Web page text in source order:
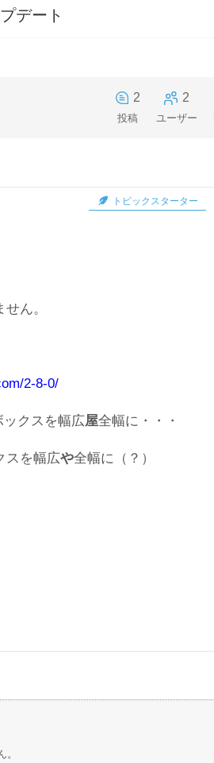
デート
2
投稿
2
ユーザー
トピックスターター
ん。
2-8-0/
ックスを幅広屋全幅に・・・
を幅広や全幅に（？）